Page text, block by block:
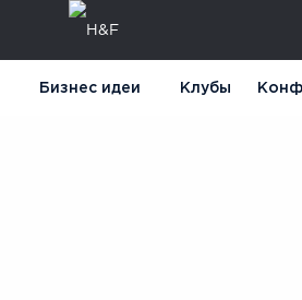
Бизнес идеи Клубы